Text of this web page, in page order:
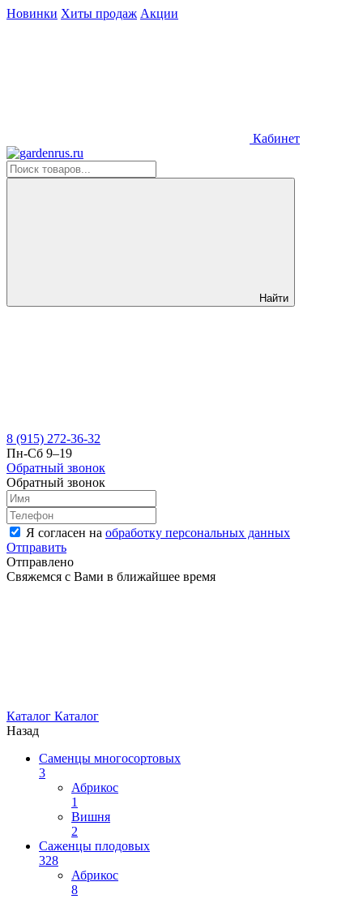
Новинки Хиты продаж Акции
Кабинет
Найти
8 (915) 272-36-32
Пн-Сб 9–19
Обратный звонок
Обратный звонок
Я согласен на обработку персональных данных
Отправить
Отправлено
Свяжемся с Вами в ближайшее время
Каталог Каталог
Назад
Саменцы многосортовых
3
Абрикос
1
Вишня
2
Саженцы плодовых
328
Абрикос
8